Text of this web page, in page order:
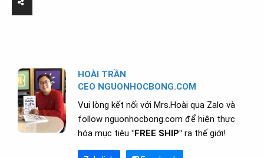
HOÀI TRẦN
CEO NGUONHOCBONG.COM
Vui lòng kết nối với Mrs.Hoài qua Zalo và
follow nguonhocbong.com để hiện thực
hóa mục tiêu "FREE SHIP" ra thế giới!